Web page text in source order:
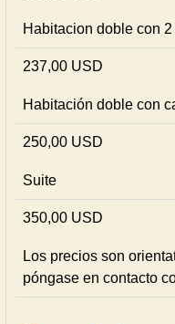
Habitacion doble con
237,00 USD
Habitación doble con
250,00 USD
Suite
350,00 USD
Los precios son
póngase en contacto